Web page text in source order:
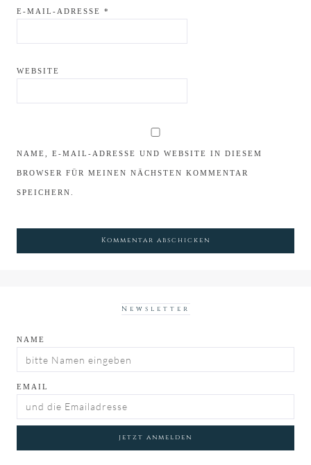
E-MAIL-ADRESSE *
WEBSITE
NAME, E-MAIL-ADRESSE UND WEBSITE IN DIESEM
BROWSER FÜR MEINEN NÄCHSTEN KOMMENTAR
SPEICHERN.
Newsletter
NAME
EMAIL